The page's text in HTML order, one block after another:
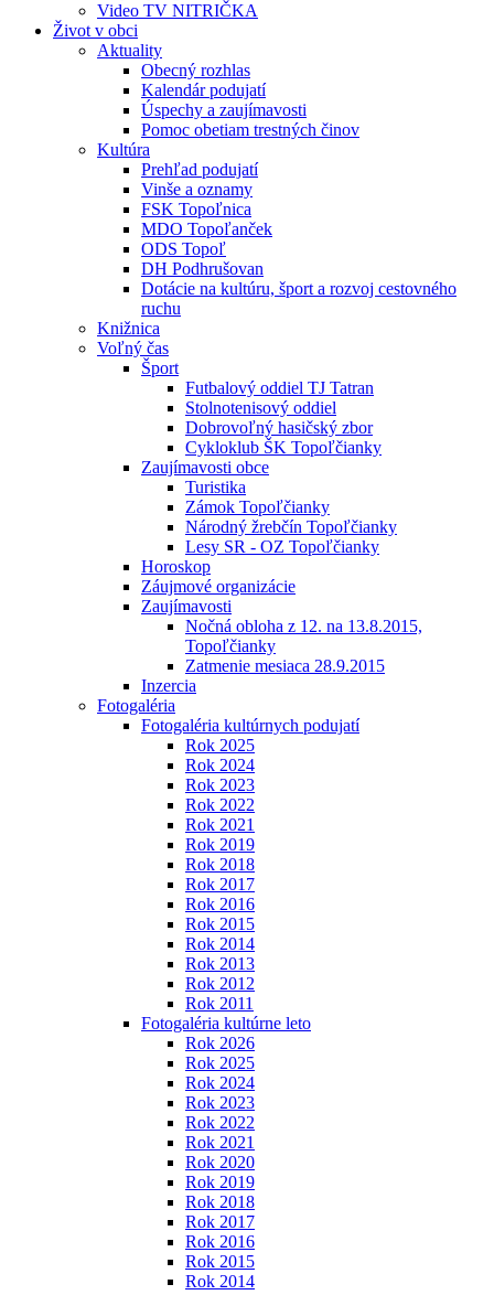
Video TV NITRIČKA
Život v obci
Aktuality
Obecný rozhlas
Kalendár podujatí
Úspechy a zaujímavosti
Pomoc obetiam trestných činov
Kultúra
Prehľad podujatí
Vinše a oznamy
FSK Topoľnica
MDO Topoľanček
ODS Topoľ
DH Podhrušovan
Dotácie na kultúru, šport a rozvoj cestovného
ruchu
Knižnica
Voľný čas
Šport
Futbalový oddiel TJ Tatran
Stolnotenisový oddiel
Dobrovoľný hasičský zbor
Cykloklub ŠK Topoľčianky
Zaujímavosti obce
Turistika
Zámok Topoľčianky
Národný žrebčín Topoľčianky
Lesy SR - OZ Topoľčianky
Horoskop
Záujmové organizácie
Zaujímavosti
Nočná obloha z 12. na 13.8.2015,
Topoľčianky
Zatmenie mesiaca 28.9.2015
Inzercia
Fotogaléria
Fotogaléria kultúrnych podujatí
Rok 2025
Rok 2024
Rok 2023
Rok 2022
Rok 2021
Rok 2019
Rok 2018
Rok 2017
Rok 2016
Rok 2015
Rok 2014
Rok 2013
Rok 2012
Rok 2011
Fotogaléria kultúrne leto
Rok 2026
Rok 2025
Rok 2024
Rok 2023
Rok 2022
Rok 2021
Rok 2020
Rok 2019
Rok 2018
Rok 2017
Rok 2016
Rok 2015
Rok 2014